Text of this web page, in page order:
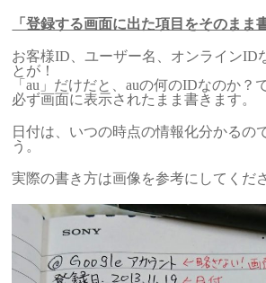
「登録する画面に出た項目をそのまま
お客様ID、ユーザー名、オンラインID
とが！
「au」だけだと、auの何のIDなのか？
必ず画面に表示されたまま書きます。
日付は、いつの時点の情報化分かるの
う。
実際の書き方は画像を参考にしてくだ